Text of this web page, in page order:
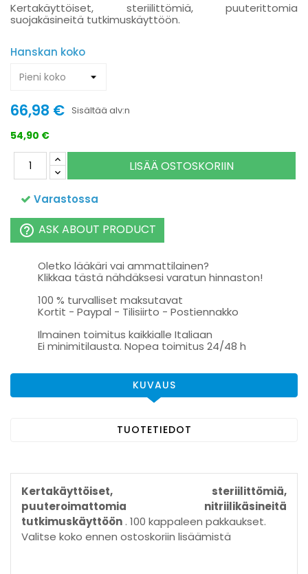
Kertakäyttöiset, steriilittömiä, puuterittomia
suojakäsineitä tutkimuskäyttöön.
Hanskan koko
66,98 € Sisältää alv:n
54,90 €
LISÄÄ OSTOSKORIIN
Varastossa
help_outline ASK ABOUT PRODUCT
Oletko lääkäri vai ammattilainen?
Klikkaa tästä nähdäksesi varatun hinnaston!
100 % turvalliset maksutavat
Kortit - Paypal - Tilisiirto - Postiennakko
Ilmainen toimitus kaikkialle Italiaan
Ei minimitilausta. Nopea toimitus 24/48 h
KUVAUS
TUOTETIEDOT
Kertakäyttöiset, steriilittömiä,
puuteroimattomia nitriilikäsineitä
tutkimuskäyttöön . 100 kappaleen pakkaukset.
Valitse koko ennen ostoskoriin lisäämistä